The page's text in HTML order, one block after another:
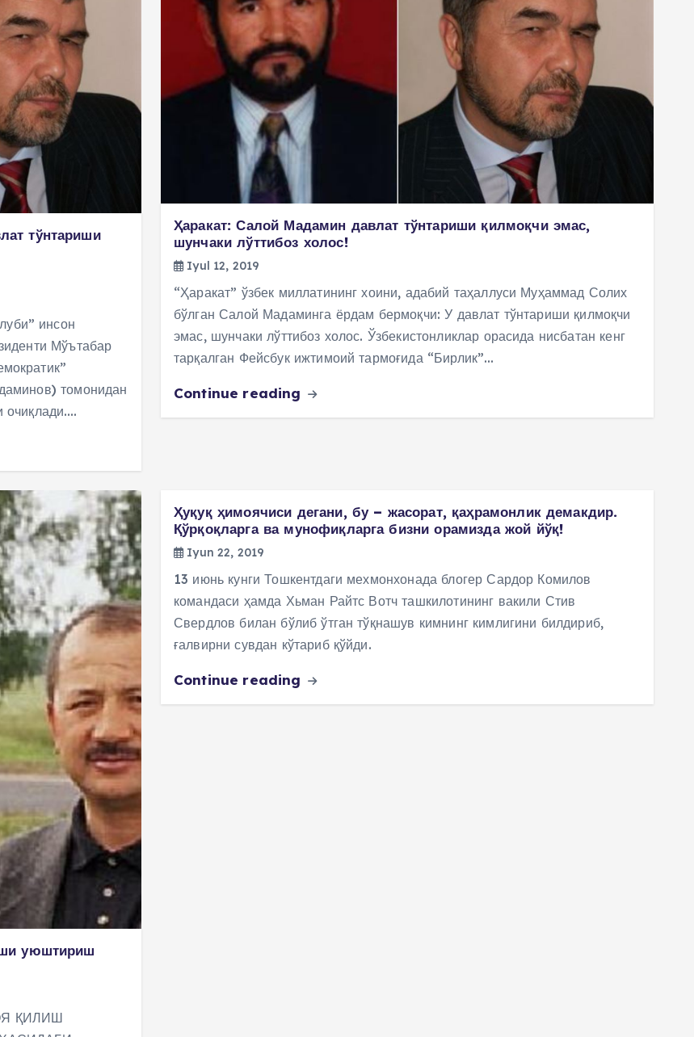
тўнтариши
инсон
Мўътабар
томонидан
очиқлади.…
Ҳаракат: Салой Мадамин давлат тўнтариши қилмоқчи эмас,
шунчаки лўттибоз холос!
Iyul 12, 2019
“Ҳаракат” ўзбек миллатининг хоини, адабий таҳаллуси Муҳаммад Солих
бўлган Салой Мадаминга ёрдам бермоқчи: У давлат тўнтариши қилмоқчи
эмас, шунчаки лўттибоз холос. Ўзбекистонликлар орасида нисбатан кенг
тарқалган Фейсбук ижтимоий тармоғида “Бирлик”…
Continue reading
уюштириш
ҚИЛИШ
Ҳуқуқ ҳимоячиси дегани, бу – жасорат, қаҳрамонлик демакдир.
Қўрқоқларга ва мунофиқларга бизни орамизда жой йўқ!
Iyun 22, 2019
13 июнь кунги Тошкентдаги мехмонхонада блогер Сардор Комилов
командаси ҳамда Хьман Райтс Вотч ташкилотининг вакили Стив
Свердлов билан бўлиб ўтган тўқнашув кимнинг кимлигини билдириб,
ғалвирни сувдан кўтариб қўйди.
Continue reading